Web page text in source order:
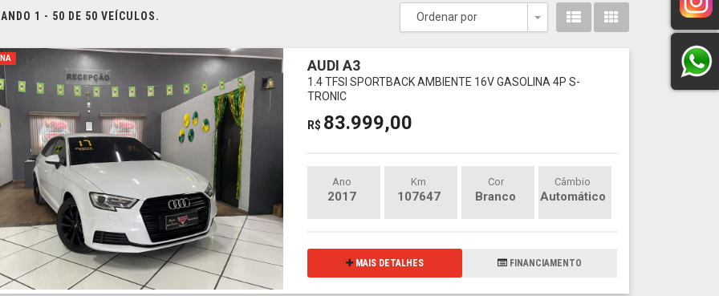
1 - 50 DE 50 VEÍCULOS. Ordenar por
Toggle Dropdown
AUDI A3
1.4 TFSI SPORTBACK AMBIENTE 16V GASOLINA 4P S-
TRONIC
R$ 83.999,00
Ano
2017
Km
107647
Cor
Branco
Câmbio
Automático
MAIS DETALHES FINANCIAMENTO